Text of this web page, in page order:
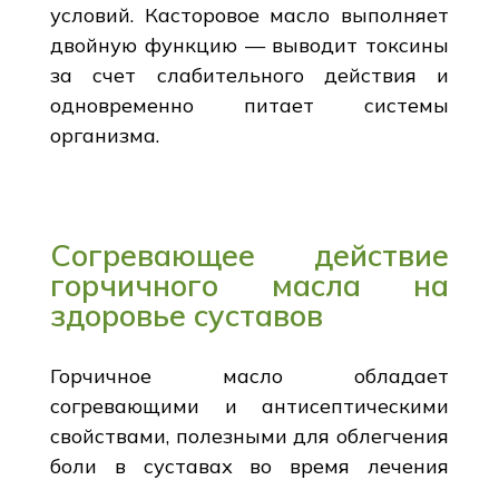
условий. Касторовое масло выполняет
двойную функцию — выводит токсины
за счет слабительного действия и
одновременно питает системы
организма.
Согревающее действие
горчичного масла на
здоровье суставов
Горчичное масло обладает
согревающими и антисептическими
свойствами, полезными для облегчения
боли в суставах во время лечения